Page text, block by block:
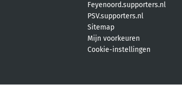
Feyenoord.supporters.nl
PSV.supporters.nl
Sitemap
Mijn voorkeuren
Cookie-instellingen